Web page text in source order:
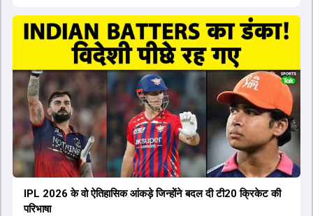
के तहत Bhuvneshwar Kumar, Krunal Pandya और Rasikh Salam
जैसे भारतीय खिलाड़ियों को टीम में शामिल किया गया, जिन्होंने शानदार प्रदर्शन
किया। इसके अलावा, Virat Kohli की भूमिका में भी बदलाव देखा गया, जहां वह
अब टीम के युवा खिलाड़ियों के साथ ज्यादा जुड़े हुए नजर आते हैं। कप्तान Rajat
Patidar के नेतृत्व में टीम का कम्युनिकेशन बहुत स्पष्ट रहा है। एनालिस्ट से लेकर
मैनेजमेंट तक, सभी एक ही पेज पर रहते हैं, जिससे मैदान पर कोई कंफ्यूजन नहीं
होता। यही कारण है कि RCB ने लगातार सफलता हासिल की है।
IPL 2026 के वो ऐतिहासिक आंकड़े जिन्होंने बदल दी टी20 क्रिकेट की
परिभाषा